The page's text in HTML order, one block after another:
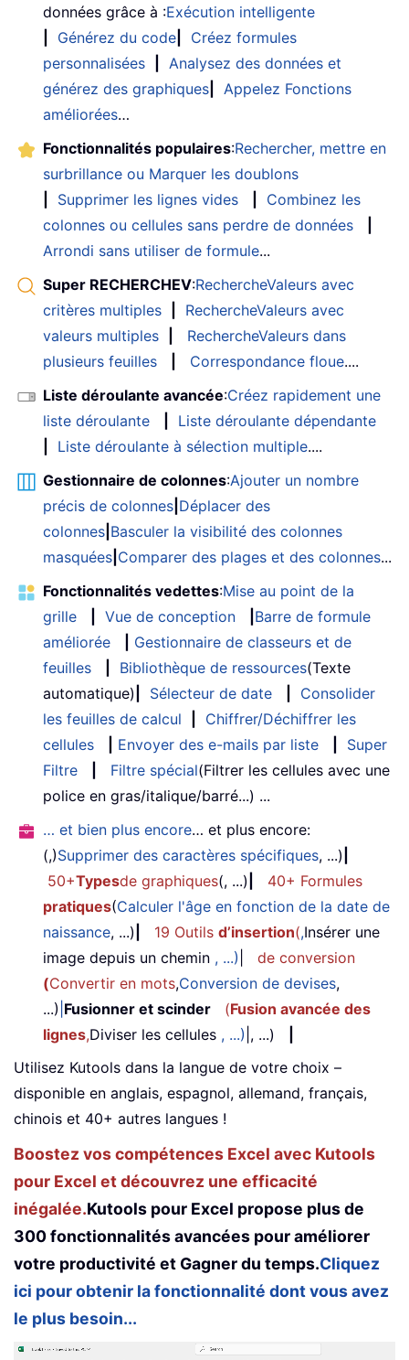
données grâce à :Exécution intelligente
Générez du code
Créez formules
personnalisées
Analysez des données et
générez des graphiques
Appelez Fonctions
améliorées…
Fonctionnalités populaires:Rechercher, mettre en
surbrillance ou Marquer les doublons
Supprimer les lignes vides
Combinez les
colonnes ou cellules sans perdre de données
Arrondi sans utiliser de formule...
Super RECHERCHEV:RechercheValeurs avec
critères multiples
RechercheValeurs avec
valeurs multiples
RechercheValeurs dans
plusieurs feuilles
Correspondance floue....
Liste déroulante avancée:Créez rapidement une
liste déroulante
Liste déroulante dépendante
Liste déroulante à sélection multiple....
Gestionnaire de colonnes:Ajouter un nombre
précis de colonnes Déplacer des
colonnes Basculer la visibilité des colonnes
masquées Comparer des plages et des colonnes...
Fonctionnalités vedettes:Mise au point de la
grille
Vue de conception
Barre de formule
améliorée
Gestionnaire de classeurs et de
feuilles
Bibliothèque de ressources(Texte
automatique)
Sélecteur de date
Consolider
les feuilles de calcul
Chiffrer/Déchiffrer les
cellules
Envoyer des e-mails par liste
Super
Filtre
Filtre spécial(Filtrer les cellules avec une
police en gras/italique/barré...) ...
… et bien plus encore… et plus encore:
(,)Supprimer des caractères spécifiques, ...)
50+Typesde graphiques(, ...)
40+ Formules
pratiques(Calculer l'âge en fonction de la date de
naissance, ...) 19 Outils d’insertion(,Insérer une
image depuis un chemin , ...)
de conversion
(Convertir en mots,Conversion de devises,
...) Fusionner et scinder (Fusion avancée des
lignes,Diviser les cellules , ...) |, ...)
Utilisez Kutools dans la langue de votre choix –
disponible en anglais, espagnol, allemand, français,
chinois et 40+ autres langues !
Boostez vos compétences Excel avec Kutools
pour Excel et découvrez une efficacité
inégalée.Kutools pour Excel propose plus de
300 fonctionnalités avancées pour améliorer
votre productivité et Gagner du temps.Cliquez
ici pour obtenir la fonctionnalité dont vous avez
le plus besoin...